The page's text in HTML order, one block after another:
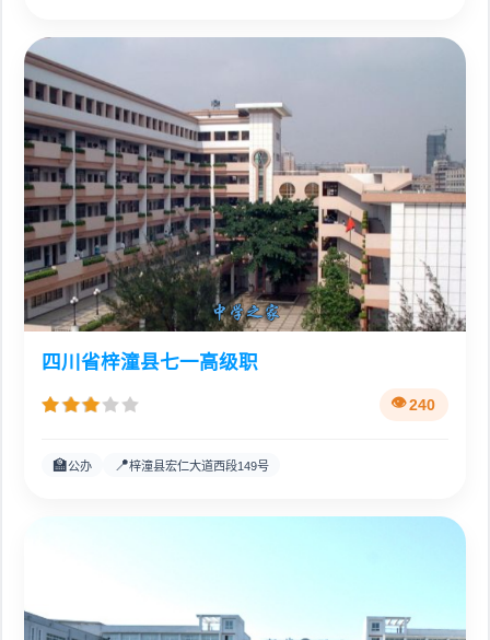
四川省梓潼县七一高级职
240
🏫公办 📍梓潼县宏仁大道西段149号